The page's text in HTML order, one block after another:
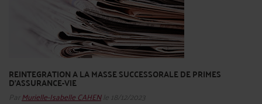
REINTEGRATION A LA MASSE SUCCESSORALE DE PRIMES
D'ASSURANCE-VIE
Par Murielle-Isabelle CAHENle 18/12/2023